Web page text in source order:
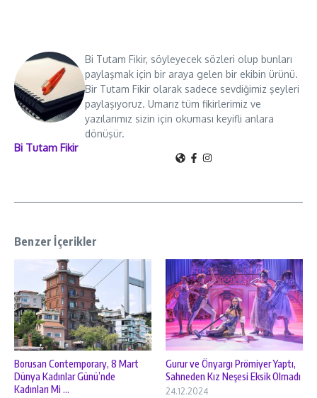
Bi Tutam Fikir
Bi Tutam Fikir, söyleyecek sözleri olup bunları
paylaşmak için bir araya gelen bir ekibin ürünü.
Bir Tutam Fikir olarak sadece sevdiğimiz şeyleri
paylaşıyoruz. Umarız tüm fikirlerimiz ve
yazılarımız sizin için okuması keyifli anlara
dönüşür.
Benzer İçerikler
Borusan Contemporary, 8 Mart
Dünya Kadınlar Günü’nde
Kadınları Mi ...
Gurur ve Önyargı Prömiyer Yaptı,
Sahneden Kız Neşesi Eksik Olmadı
24.12.2024